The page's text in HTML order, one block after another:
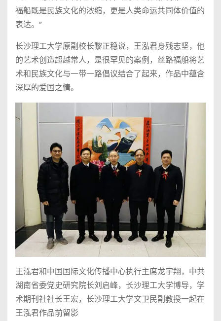
福船既是民族文化的浓缩，更是人类命运共同体价值的
表达。”
长沙理工大学原副校长黎正稳说，王泓君身残志坚，他
的艺术创造超越常人，是很罕见的案例，丝路福船将艺
术和民族文化与一带一路倡议结合了起来，作品中蕴含
深厚的爱国之情。
王泓君和中国国际文化传播中心执行主席龙宇翔，中共
湖南省委党史研究院长刘启峰，长沙理工大学博导，学
术期刊社社长王宏，长沙理工大学文卫民副教授一起在
王泓君作品前留影